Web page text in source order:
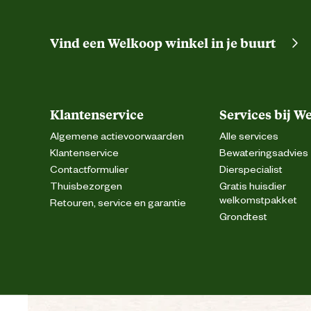
Vind een Welkoop winkel in je buurt
Klantenservice
Algemene actievoorwaarden
Klantenservice
Contactformulier
Thuisbezorgen
Retouren, service en garantie
Services bij
Alle services
Bewateringsadvies
Dierspecialist
Gratis huisdier
welkomstpakket
Grondtest